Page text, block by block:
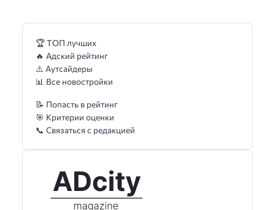
🏆 ТОП лучших
🔥 Адский рейтинг
⚠️ Аутсайдеры
📊 Все новостройки
📝 Попасть в рейтинг
🎯 Критерии оценки
📞 Связаться с редакцией